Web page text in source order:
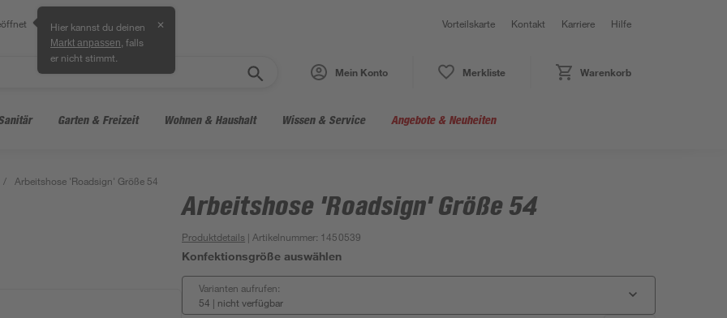
Hier kannst du deinen
Markt anpassen , falls
er nicht stimmt.
✕ Vorteilskarte Kontakt Karriere Hilfe
Mein Konto Merkliste Warenkorb
Garten & Freizeit Wohnen & Haushalt Wissen & Service Angebote & Neuheiten
/ Arbeitshose 'Roadsign' Größe 54
Arbeitshose 'Roadsign' Größe 54
Produktdetails | Artikelnummer: 1450539
Konfektionsgröße auswählen
Varianten aufrufen:
54 | nicht verfügbar